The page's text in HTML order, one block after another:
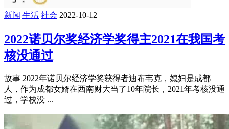
新闻 生活 社会 2022-10-12
2022诺贝尔奖经济学奖得主2021在我国考
核没通过
故事 2022年诺贝尔经济学奖获得者迪布韦克，媳妇是成都
人，作为成都女婿在西南财大当了10年院长，2021年考核没通
过，学校没 ...